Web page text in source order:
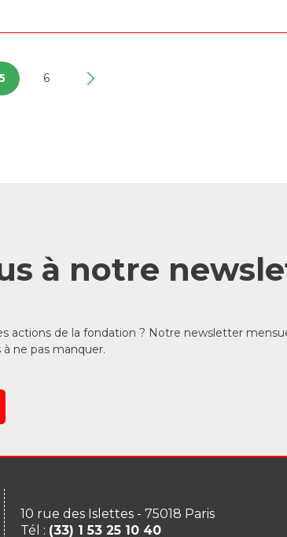
6
à notre
actions de la fondation ? Notre newsletter
ne pas manquer.
10 rue des Islettes - 75018 Paris
Tél : (33) 1 53 25 10 40